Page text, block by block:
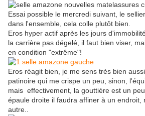
Essai possible le mercredi suivant, le
dans l'ensemble, cela colle plutôt bien.
Eros hyper actif après les jours
la carrière pas dégelé, il faut bien viser,
en condition "extrême"!
Eros réagit bien, je me sens très bien
patinoire qui me crispe un peu, sinon,
mais effectivement, la gouttière est un
épaule droite il faudra affiner à un endroit,
autre..